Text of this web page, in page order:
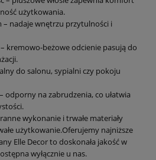
użytkowania.
– nadaje wnętrzu przytulności i
kremowo-beżowe odcienie pasują do
do salonu, sypialni czy pokoju
odporny na zabrudzenia, co ułatwia
wykonanie i trwałe materiały
użytkowanie.Oferujemy najniższe
Elle Decor to doskonała jakość w
wyłącznie u nas.